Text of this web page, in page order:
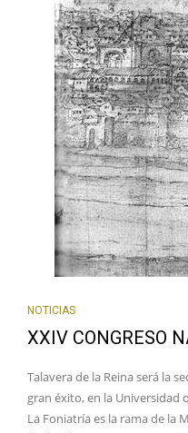
NOTICIAS
XXIV CONGRESO
Talavera de la Reina será la
gran éxito, en la Universidad
La Foniatría es la rama de la